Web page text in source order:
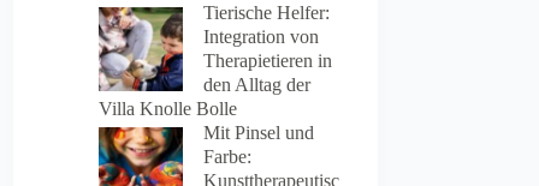
Tierische Helfer:
Integration von
Therapietieren in
den Alltag der
Villa Knolle Bolle
Mit Pinsel und
Farbe:
Kunsttherapeutisc